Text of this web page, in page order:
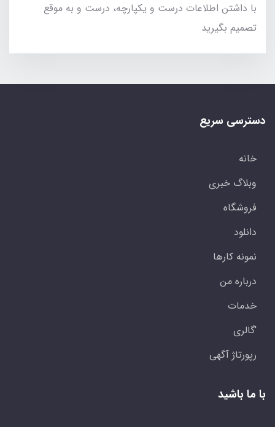
با داشتن اطلاعات درست و یکپارچه، درست و به موقع
تصمیم بگیرید
دسترسی سریع
خانه
وبلاگ خبری
فروشگاه
دانلود
نمونه کارها
درباره من
خدمات
'گالری
رپورتاژ آگهی
با ما باشید